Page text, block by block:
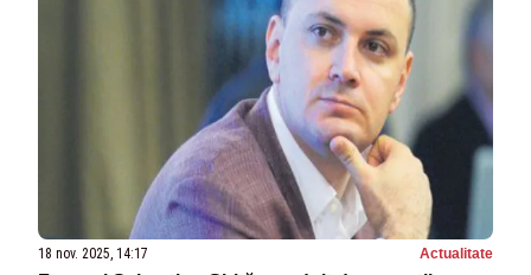
18 nov. 2025, 14:17 Actualitate